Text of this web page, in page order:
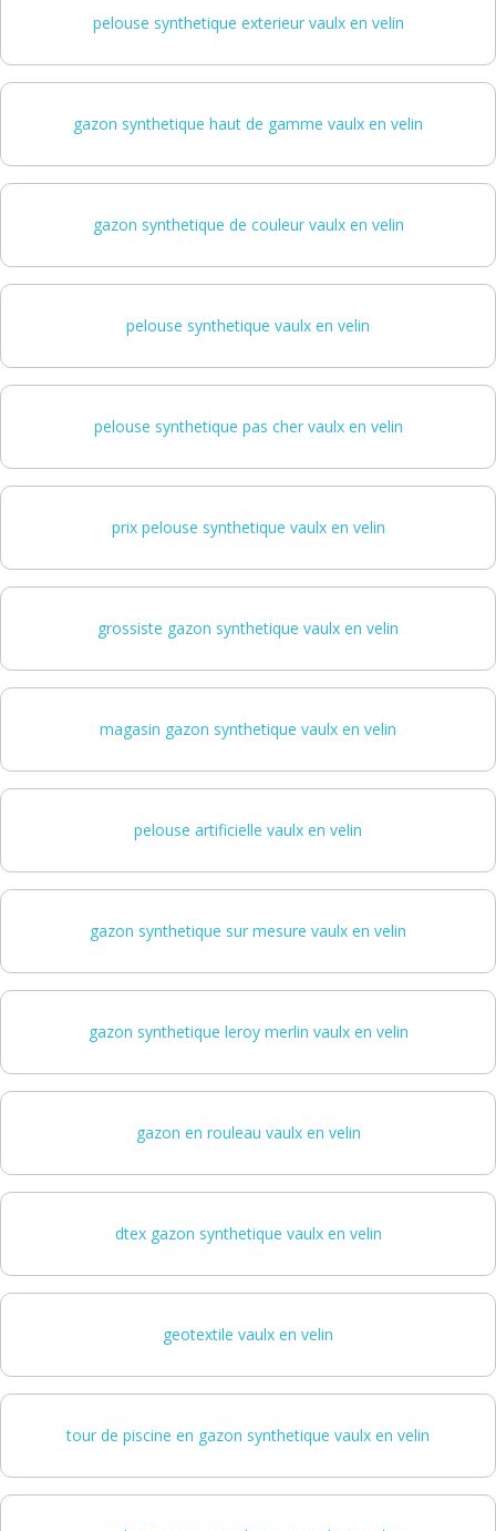
pelouse synthetique exterieur vaulx en velin
gazon synthetique haut de gamme vaulx en velin
gazon synthetique de couleur vaulx en velin
pelouse synthetique vaulx en velin
pelouse synthetique pas cher vaulx en velin
prix pelouse synthetique vaulx en velin
grossiste gazon synthetique vaulx en velin
magasin gazon synthetique vaulx en velin
pelouse artificielle vaulx en velin
gazon synthetique sur mesure vaulx en velin
gazon synthetique leroy merlin vaulx en velin
gazon en rouleau vaulx en velin
dtex gazon synthetique vaulx en velin
geotextile vaulx en velin
tour de piscine en gazon synthetique vaulx en velin